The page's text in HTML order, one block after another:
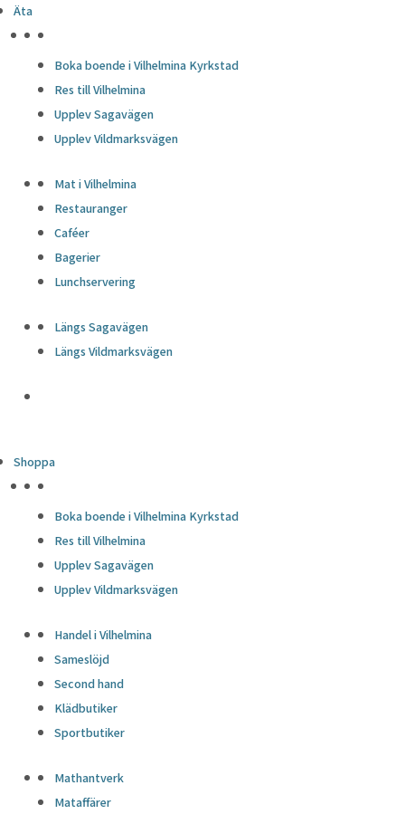
Äta
Boka boende i Vilhelmina Kyrkstad
Res till Vilhelmina
Upplev Sagavägen
Upplev Vildmarksvägen
Mat i Vilhelmina
Restauranger
Caféer
Bagerier
Lunchservering
Längs Sagavägen
Längs Vildmarksvägen
Shoppa
Boka boende i Vilhelmina Kyrkstad
Res till Vilhelmina
Upplev Sagavägen
Upplev Vildmarksvägen
Handel i Vilhelmina
Sameslöjd
Second hand
Klädbutiker
Sportbutiker
Mathantverk
Mataffärer